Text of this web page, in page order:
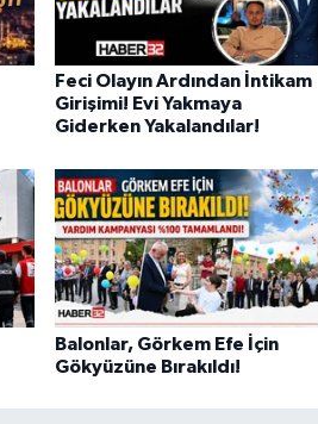
Feci Olayın Ardından İntikam
Girişimi! Evi Yakmaya
Giderken Yakalandılar!
Balonlar, Görkem Efe İçin
Gökyüzüne Bırakıldı!